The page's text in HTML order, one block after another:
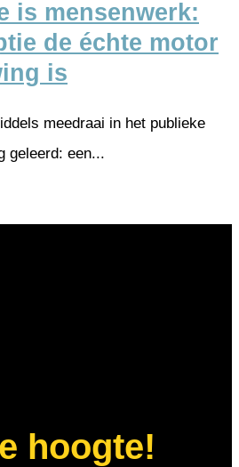
is mensenwerk:
de échte motor
is
meedraai in het publieke
geleerd: een...
hoogte!